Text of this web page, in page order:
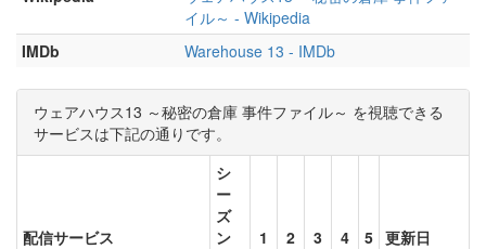
イル～ - Wikipedia
IMDb
Warehouse 13 - IMDb
ウェアハウス13 ～秘密の倉庫 事件ファイル～ を視聴できる
サービスは下記の通りです。
配信サービス
シ
ー
ズ
ン
1 2 3 4 5 更新日